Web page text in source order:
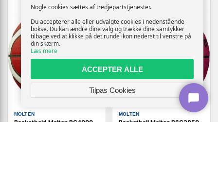
MOLTEN
Basketbold Molten BG4000
MOLTEN
Basketball Molten B6G3850
Nogle cookies sættes af tredjepartstjenester.
Du accepterer alle eller udvalgte cookies i nedenstående
bokse. Du kan ændre dine valg og trække dine samtykker
tilbage ved at klikke på det runde ikon nederst til venstre på
din skærm.
Læs mere
ACCEPTER ALLE
Tilpas Cookies